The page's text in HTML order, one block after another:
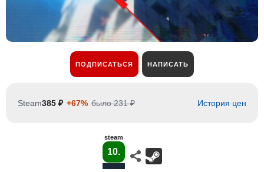
ПОДПИСАТЬСЯ НАПИСАТЬ
Steam385 ₽ +67% было 231 ₽ История цен
steam
10.